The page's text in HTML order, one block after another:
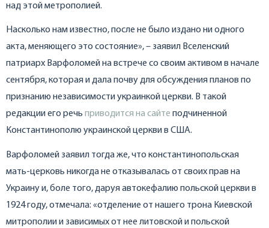
над этой метрополией.
Насколько нам известно, после не было издано ни одного
акта, меняющего это состояние», – заявил Вселенский
патриарх Варфоломей на встрече со своим активом в начале
сентября, которая и дала почву для обсуждения планов по
признанию независимости украинкой церкви. В такой
редакции его речь приводится на сайте подчиненной
Константинополю украинской церкви в США.
Варфоломей заявил тогда же, что константинопольская
мать-церковь никогда не отказывалась от своих прав на
Украину и, боле того, даруя автокефалию польской церкви в
1924 году, отмечала: «отделение от нашего трона Киевской
митрополии и зависимых от нее литовской и польской